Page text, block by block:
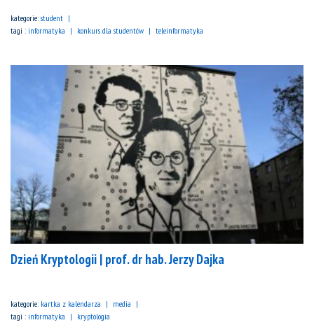
kategorie: student
tagi : informatyka konkurs dla studentów teleinformatyka
Dzień Kryptologii | prof. dr hab. Jerzy Dajka
kategorie: kartka z kalendarza
media
tagi : informatyka kryptologia